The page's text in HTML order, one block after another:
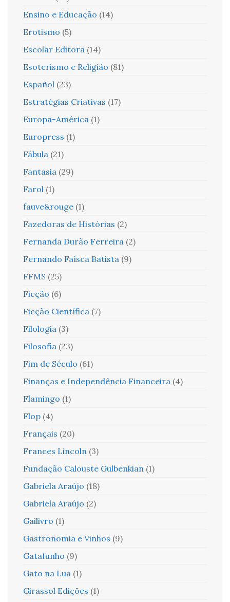
Ensino e Educação (14)
Erotismo (5)
Escolar Editora (14)
Esoterismo e Religião (81)
Español (23)
Estratégias Criativas (17)
Europa-América (1)
Europress (1)
Fábula (21)
Fantasia (29)
Farol (1)
fauve&rouge (1)
Fazedoras de Histórias (2)
Fernanda Durão Ferreira (2)
Fernando Faísca Batista (9)
FFMS (25)
Ficção (6)
Ficção Científica (7)
Filologia (3)
Filosofia (23)
Fim de Século (61)
Finanças e Independência Financeira (4)
Flamingo (1)
Flop (4)
Français (20)
Frances Lincoln (3)
Fundação Calouste Gulbenkian (1)
Gabriela Araújo (18)
Gabriela Araújo (2)
Gailivro (1)
Gastronomia e Vinhos (9)
Gatafunho (9)
Gato na Lua (1)
Girassol Edições (1)